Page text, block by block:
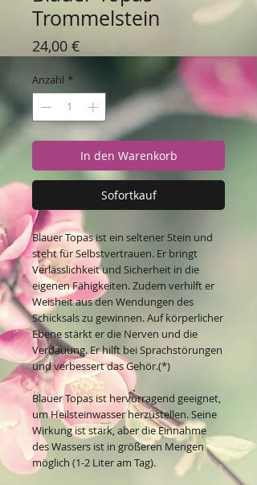
Trommelstein
24,00 €
Anzahl *
In den Warenkorb
Sofortkauf
Blauer Topas ist ein seltener Stein und
steht für Selbstvertrauen. Er bringt
Verlässlichkeit und Sicherheit in die
eigenen Fähigkeiten. Zudem verhilft er
Weisheit aus den Wendungen des
Schicksals zu gewinnen. Auf körperlicher
Ebene stärkt er die Nerven und die
Verdauung. Er hilft bei Sprachstörungen
und verbessert das Gehör.(*)
Blauer Topas ist hervorragend geeignet,
um Heilsteinwasser herzustellen. Seine
Wirkung ist stark, aber die Einnahme
des Wassers ist in größeren Mengen
möglich (1-2 Liter am Tag).